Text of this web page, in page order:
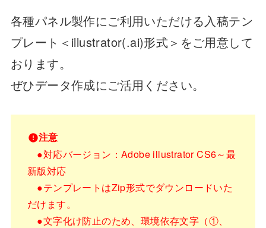
各種パネル製作にご利用いただける入稿テン
プレート＜illustrator(.ai)形式＞をご用意して
おります。
ぜひデータ作成にご活用ください。
注意
●対応バージョン：Adobe illustrator CS6～最
新版対応
●テンプレートはZip形式でダウンロードいた
だけます。
●文字化け防止のため、環境依存文字（①、